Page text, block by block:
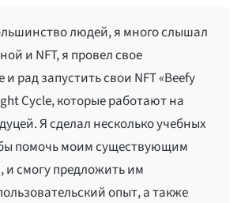
людей, я много слышал
и NFT, я провел свое
рад запустить свои NFT «Beefy
Cycle, которые работают на
Я сделал несколько учебных
помочь моим существующим
и смогу предложить им
опыт, а также